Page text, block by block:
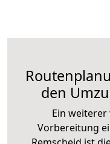
den
Ein
Vorbereitung